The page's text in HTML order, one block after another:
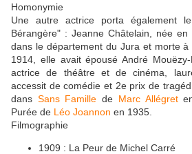
Homonymie
Une autre actrice porta également
Bérangère" : Jeanne Châtelain, née
dans le département du Jura et morte à
1914, elle avait épousé André
actrice de théâtre et de cinéma,
accessit de comédie et 2e prix de
dans Sans Famille de Marc Allégret
Purée de Léo Joannon en 1935.
Filmographie
1909 : La Peur de Michel Carré